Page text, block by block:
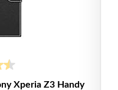
Xperia Z3 Handy